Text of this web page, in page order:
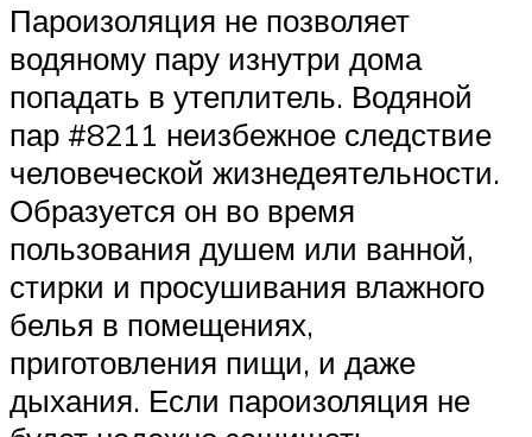
Пароизоляция не позволяет
водяному пару изнутри дома
попадать в утеплитель. Водяной
пар #8211 неизбежное следствие
человеческой жизнедеятельности.
Образуется он во время
пользования душем или ванной,
стирки и просушивания влажного
белья в помещениях,
приготовления пищи, и даже
дыхания. Если пароизоляция не